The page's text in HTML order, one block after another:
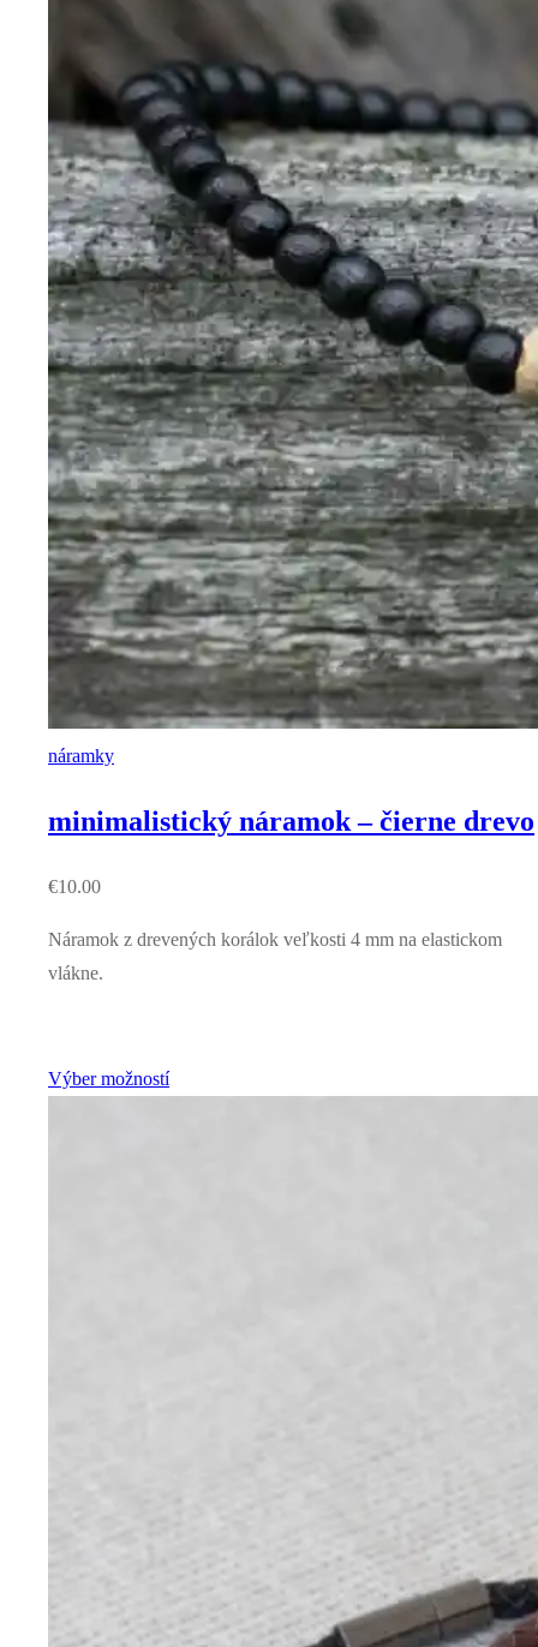
náramky
minimalistický náramok – čierne drevo
€10.00
Náramok z drevených korálok veľkosti 4 mm na elastickom
vlákne.
Výber možností